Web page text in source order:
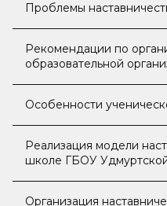
Проблемы
Рекомендации по
образовательной
Особенности
Реализация модели
школе ГБОУ
Организация